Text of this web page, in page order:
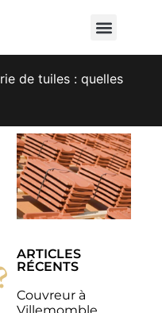
de tuiles : quelles
ARTICLES
RÉCENTS
Couvreur à
Villemomble